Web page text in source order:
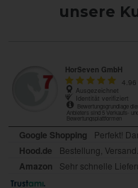
unsere